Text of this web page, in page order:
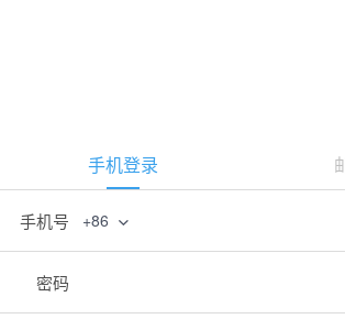
手机登录
手机号 +86
密码